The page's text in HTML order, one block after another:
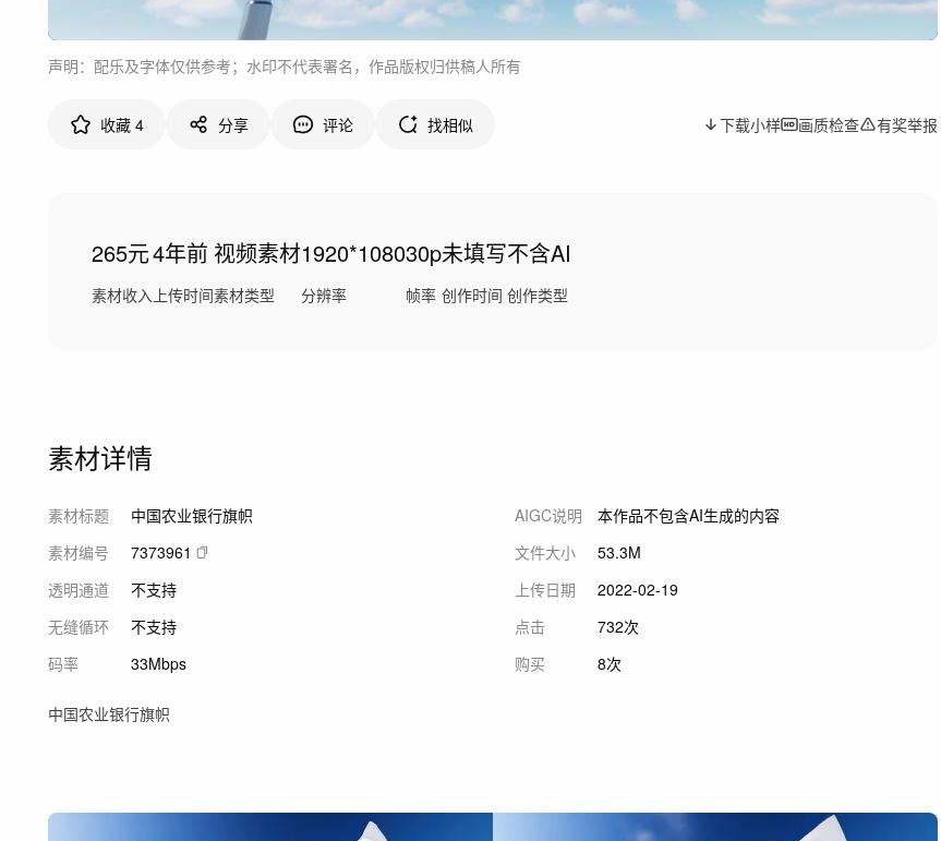
声明：配乐及字体仅供参考；水印不代表署名，作品版权归供稿人所有
收藏 4 分享 评论 找相似 下载小样 画质检查 有奖举报
265元
素材收入
4年前
上传时间
视频素材
素材类型
1920*1080
分辨率
30p
帧率
未填写
创作时间
不含AI
创作类型
素材详情
素材标题
中国农业银行旗帜
素材编号
7373961
透明通道
不支持
无缝循环
不支持
码率
33Mbps
AIGC说明
本作品不包含AI生成的内容
文件大小
53.3M
上传日期
2022-02-19
点击
732次
购买
8次
中国农业银行旗帜